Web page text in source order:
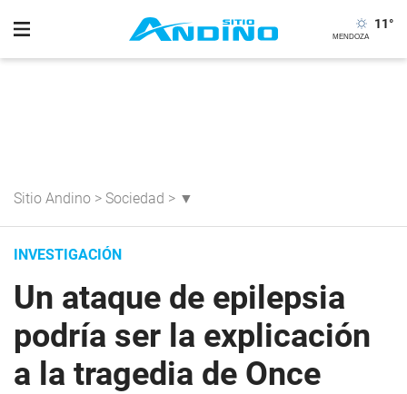
11°
Sitio Andino > Sociedad > ▼
INVESTIGACIÓN
Un ataque de epilepsia
podría ser la explicación
a la tragedia de Once